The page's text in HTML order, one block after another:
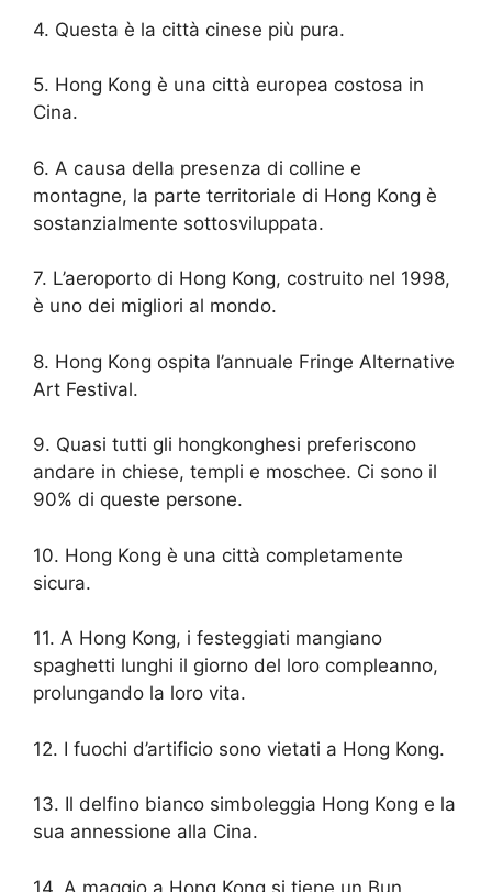
4. Questa è la città cinese più pura.
5. Hong Kong è una città europea costosa in
Cina.
6. A causa della presenza di colline e
montagne, la parte territoriale di Hong Kong è
sostanzialmente sottosviluppata.
7. L’aeroporto di Hong Kong, costruito nel 1998,
è uno dei migliori al mondo.
8. Hong Kong ospita l’annuale Fringe Alternative
Art Festival.
9. Quasi tutti gli hongkonghesi preferiscono
andare in chiese, templi e moschee. Ci sono il
90% di queste persone.
10. Hong Kong è una città completamente
sicura.
11. A Hong Kong, i festeggiati mangiano
spaghetti lunghi il giorno del loro compleanno,
prolungando la loro vita.
12. I fuochi d’artificio sono vietati a Hong Kong.
13. Il delfino bianco simboleggia Hong Kong e la
sua annessione alla Cina.
14. A maggio a Hong Kong si tiene un Bun